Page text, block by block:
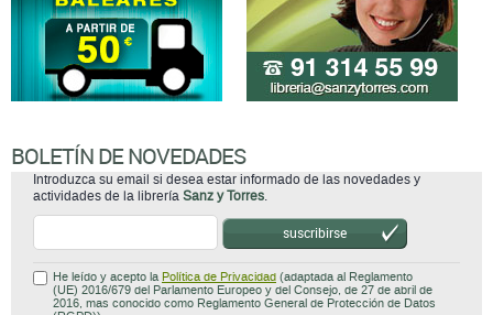
BOLETÍN DE NOVEDADES
Introduzca su email si desea estar informado de las novedades y
actividades de la libreríaSanz y Torres.
suscribirse
(UE) 2016/679 del Parlamento Europeo y del Consejo, de 27 de abril de
2016, mas conocido como Reglamento General de Protección de Datos
(RGPD)).